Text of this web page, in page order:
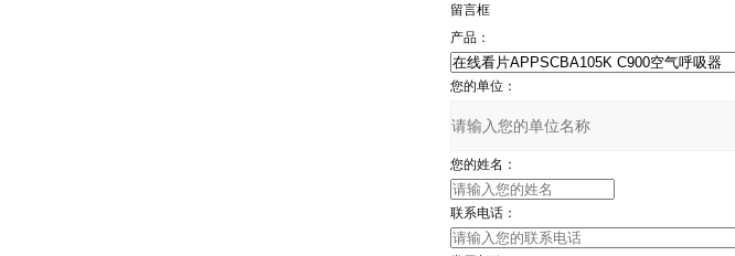
留言框
产品：
您的单位：
您的姓名：
联系电话：